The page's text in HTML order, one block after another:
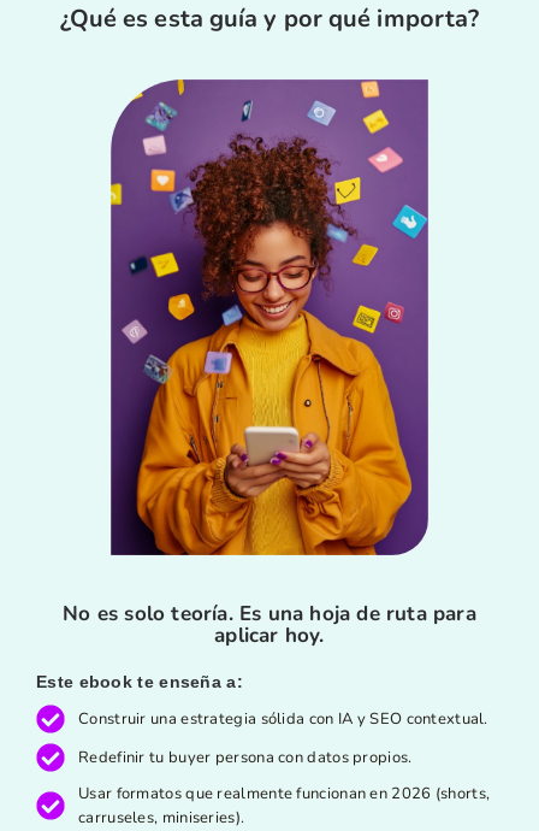
¿Qué es esta guía y por qué importa?
No es solo teoría. Es una hoja de ruta para
aplicar hoy.
Este ebook te enseña a:
Construir una estrategia sólida con IA y SEO contextual.
Redefinir tu buyer persona con datos propios.
Usar formatos que realmente funcionan en 2026 (shorts,
carruseles, miniseries).